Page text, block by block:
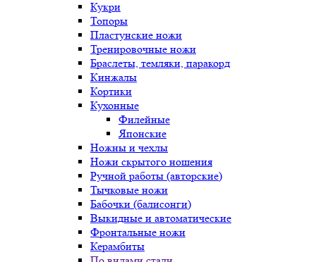
Кукри
Топоры
Пластунские ножи
Тренировочные ножи
Браслеты, темляки, паракорд
Кинжалы
Кортики
Кухонные
Филейные
Японские
Ножны и чехлы
Ножи скрытого ношения
Ручной работы (авторские)
Тычковые ножи
Бабочки (балисонги)
Выкидные и автоматические
Фронтальные ножи
Керамбиты